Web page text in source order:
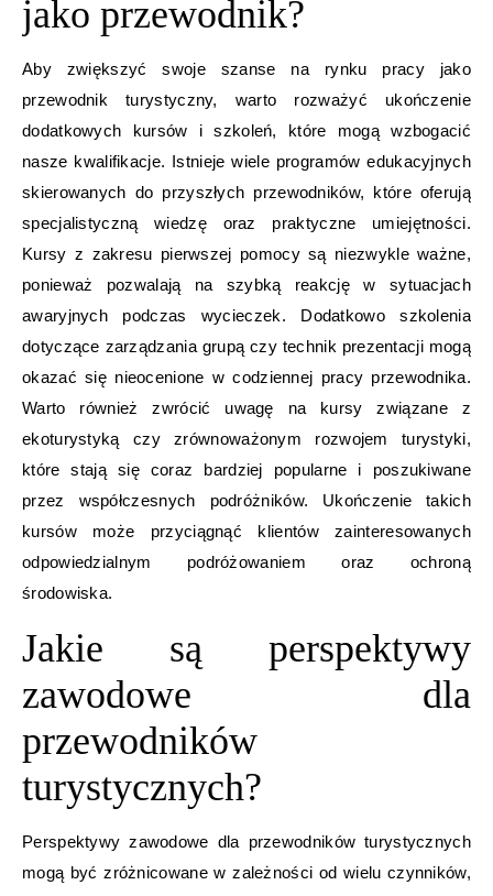
jako przewodnik?
Aby zwiększyć swoje szanse na rynku pracy jako
przewodnik turystyczny, warto rozważyć ukończenie
dodatkowych kursów i szkoleń, które mogą wzbogacić
nasze kwalifikacje. Istnieje wiele programów edukacyjnych
skierowanych do przyszłych przewodników, które oferują
specjalistyczną wiedzę oraz praktyczne umiejętności.
Kursy z zakresu pierwszej pomocy są niezwykle ważne,
ponieważ pozwalają na szybką reakcję w sytuacjach
awaryjnych podczas wycieczek. Dodatkowo szkolenia
dotyczące zarządzania grupą czy technik prezentacji mogą
okazać się nieocenione w codziennej pracy przewodnika.
Warto również zwrócić uwagę na kursy związane z
ekoturystyką czy zrównoważonym rozwojem turystyki,
które stają się coraz bardziej popularne i poszukiwane
przez współczesnych podróżników. Ukończenie takich
kursów może przyciągnąć klientów zainteresowanych
odpowiedzialnym podróżowaniem oraz ochroną
środowiska.
Jakie są perspektywy
zawodowe dla
przewodników
turystycznych?
Perspektywy zawodowe dla przewodników turystycznych
mogą być zróżnicowane w zależności od wielu czynników,